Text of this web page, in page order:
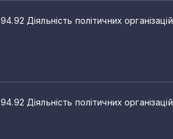
94.92 Діяльність політичних організацій
94.92 Діяльність політичних організацій